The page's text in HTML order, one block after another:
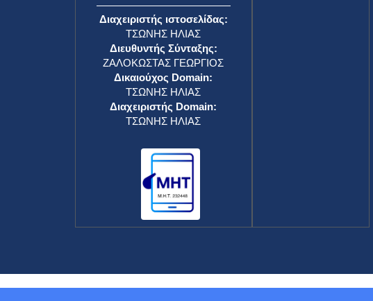
Διαχειριστής ιστοσελίδας:
ΤΣΩΝΗΣ ΗΛΙΑΣ
Διευθυντής Σύνταξης:
ΖΑΛΟΚΩΣΤΑΣ ΓΕΩΡΓΙΟΣ
Δικαιούχος Domain:
ΤΣΩΝΗΣ ΗΛΙΑΣ
Διαχειριστής Domain:
ΤΣΩΝΗΣ ΗΛΙΑΣ